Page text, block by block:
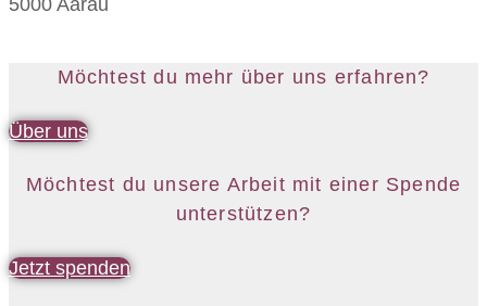
5000 Aarau
Möchtest du mehr über uns erfahren?
Über uns
Möchtest du unsere Arbeit mit einer Spende
unterstützen?
Jetzt spenden